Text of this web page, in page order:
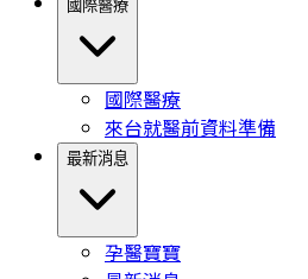
國際醫療
國際醫療
來台就醫前資料準備
最新消息
孕醫寶寶